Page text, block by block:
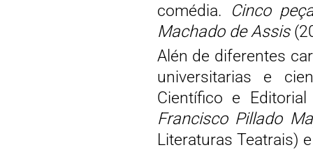
comédia.
Cinco
Machado de Assis
Alén de diferentes
universitarias e
Científico e
Francisco Pillado
Literaturas Teatrais)